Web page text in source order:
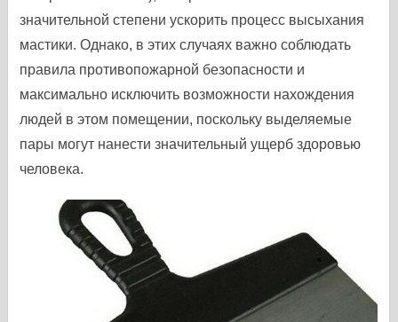
значительной степени ускорить процесс высыхания
мастики. Однако, в этих случаях важно соблюдать
правила противопожарной безопасности и
максимально исключить возможности нахождения
людей в этом помещении, поскольку выделяемые
пары могут нанести значительный ущерб здоровью
человека.